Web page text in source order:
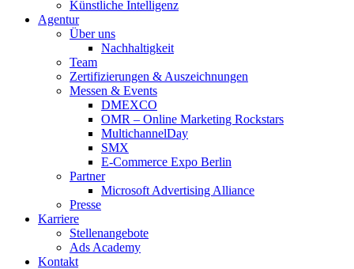
Künstliche Intelligenz
Agentur
Über uns
Nachhaltigkeit
Team
Zertifizierungen & Auszeichnungen
Messen & Events
DMEXCO
OMR – Online Marketing Rockstars
MultichannelDay
SMX
E-Commerce Expo Berlin
Partner
Microsoft Advertising Alliance
Presse
Karriere
Stellenangebote
Ads Academy
Kontakt